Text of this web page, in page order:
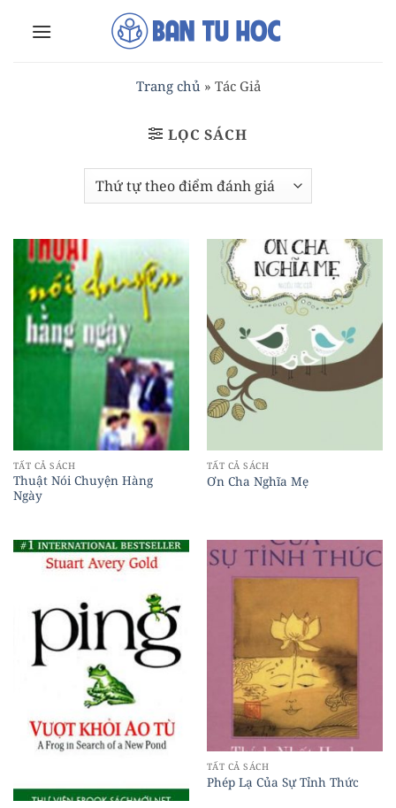
Trang chủ» Tác Giả
LỌC SÁCH
TẤT CẢ SÁCH
Thuật Nói Chuyện Hàng
Ngày
TẤT CẢ SÁCH
Ơn Cha Nghĩa Mẹ
TẤT CẢ SÁCH
Phép Lạ Của Sự Tỉnh Thức